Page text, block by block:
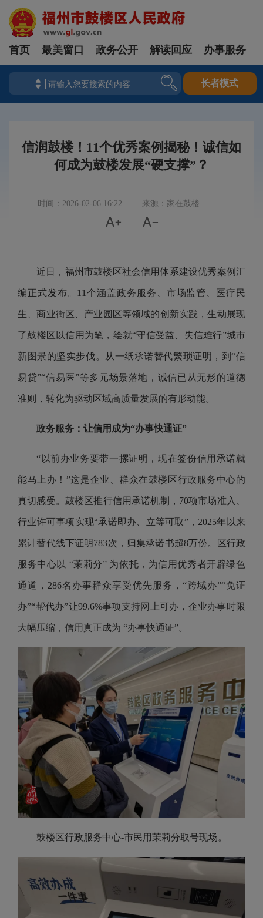
首页 最美窗口 政务公开 解读回应 办事服务
长者模式
信润鼓楼！11个优秀案例揭秘！诚信如
何成为鼓楼发展“硬支撑”？
时间：2026-02-06 16:22 来源：家在鼓楼
 
近日，福州市鼓楼区社会信用体系建设优秀案例汇
编正式发布。11个涵盖政务服务、市场监管、医疗民
生、商业街区、产业园区等领域的创新实践，生动展现
了鼓楼区以信用为笔，绘就“守信受益、失信难行”城市
新图景的坚实步伐。从一纸承诺替代繁琐证明，到“信
易贷”“信易医”等多元场景落地，诚信已从无形的道德
准则，转化为驱动区域高质量发展的有形动能。
政务服务：让信用成为“办事快通证”
“以前办业务要带一摞证明，现在签份信用承诺就
能马上办！”这是企业、群众在鼓楼区行政服务中心的
真切感受。鼓楼区推行信用承诺机制，70项市场准入、
行业许可事项实现“承诺即办、立等可取”，2025年以来
累计替代线下证明783次，归集承诺书超8万份。区行政
服务中心以 “茉莉分” 为依托，为信用优秀者开辟绿色
通道，286名办事群众享受优先服务，“跨域办”“免证
办”“帮代办”让99.6%事项支持网上可办，企业办事时限
大幅压缩，信用真正成为 “办事快通证”。
鼓楼区行政服务中心-市民用茉莉分取号现场。